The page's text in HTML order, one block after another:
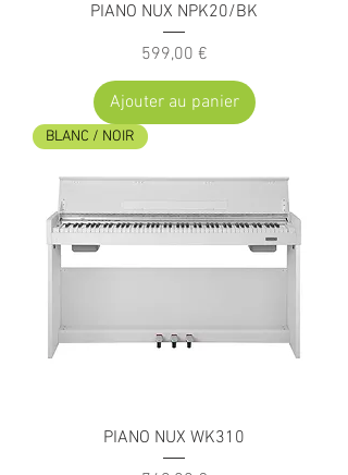
PIANO NUX NPK20/BK
Prix
599,00 €
Ajouter au panier
BLANC / NOIR
PIANO NUX WK310